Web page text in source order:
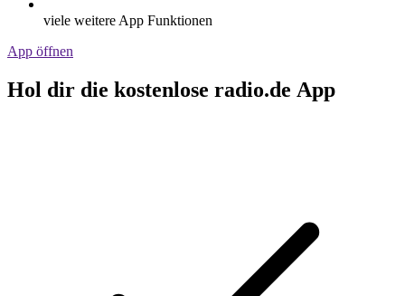
viele weitere App Funktionen
App öffnen
Hol dir die kostenlose radio.de App